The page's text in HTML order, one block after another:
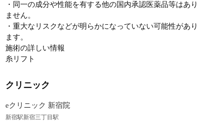
・同一の成分や性能を有する他の国内承認医薬品等はあり
ません。
・重大なリスクなどが明らかになっていない可能性があり
ます。
施術の詳しい情報
糸リフト
クリニック
eクリニック 新宿院
新宿駅新宿三丁目駅